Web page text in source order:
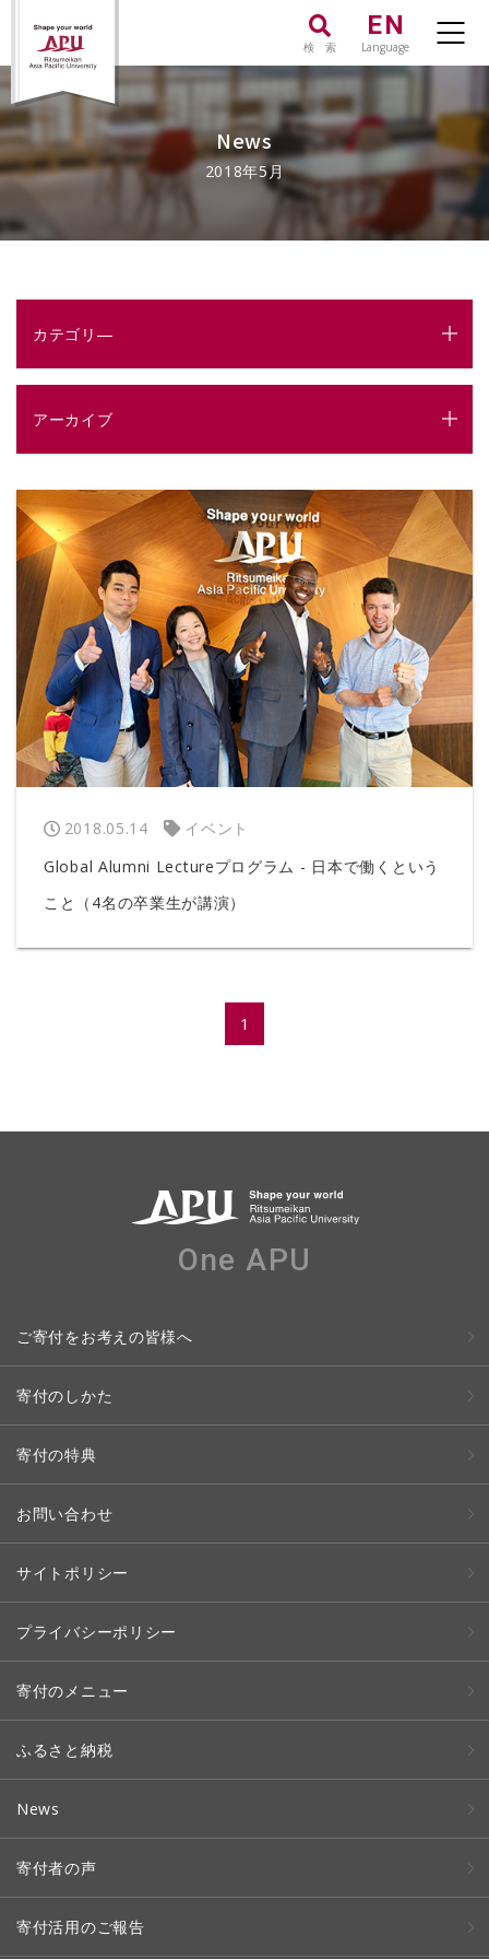
検 索
EN
Language
News
2018年5月
カテゴリ―
アーカイブ
2018.05.14
イベント
Global Alumni Lectureプログラム - 日本で働くという
こと（4名の卒業生が講演）
1
One APU
ご寄付をお考えの皆様へ
寄付のしかた
寄付の特典
お問い合わせ
サイトポリシー
プライバシーポリシー
寄付のメニュー
ふるさと納税
News
寄付者の声
寄付活用のご報告